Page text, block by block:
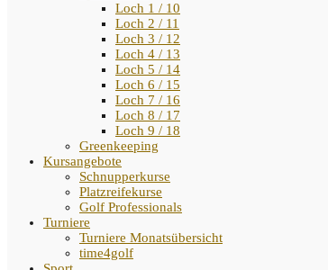
Loch 1 / 10
Loch 2 / 11
Loch 3 / 12
Loch 4 / 13
Loch 5 / 14
Loch 6 / 15
Loch 7 / 16
Loch 8 / 17
Loch 9 / 18
Greenkeeping
Kursangebote
Schnupperkurse
Platzreifekurse
Golf Professionals
Turniere
Turniere Monatsübersicht
time4golf